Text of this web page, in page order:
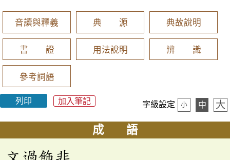
音讀與釋義 典 源 典故說明
書 證 用法說明 辨 識
參考詞語
列印 加入筆記 字級設定 小 中 大
成 語
文過飾非